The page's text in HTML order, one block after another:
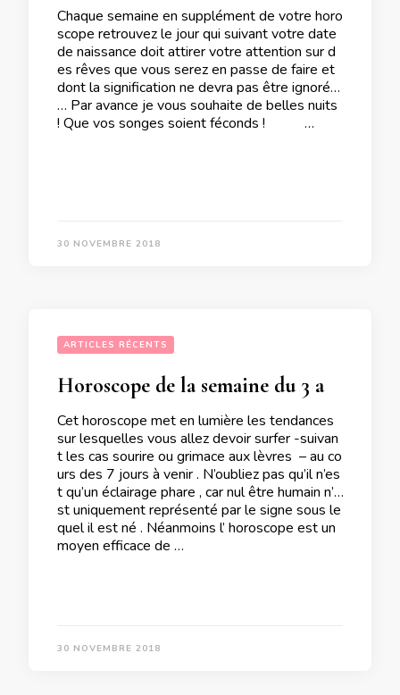
Chaque semaine en supplément de votre horo
scope retrouvez le jour qui suivant votre date
de naissance doit attirer votre attention sur d
es rêves que vous serez en passe de faire et
dont la signification ne devra pas être ignorée
… Par avance je vous souhaite de belles nuits
! Que vos songes soient féconds ! …
30 NOVEMBRE 2018
ARTICLES RÉCENTS
Horoscope de la semaine du 3 au 9 Décembre 2018
Cet horoscope met en lumière les tendances
sur lesquelles vous allez devoir surfer -suivan
t les cas sourire ou grimace aux lèvres – au co
urs des 7 jours à venir . N’oubliez pas qu’il n’es
t qu’un éclairage phare , car nul être humain n’e
st uniquement représenté par le signe sous le
quel il est né . Néanmoins l’ horoscope est un
moyen efficace de …
30 NOVEMBRE 2018